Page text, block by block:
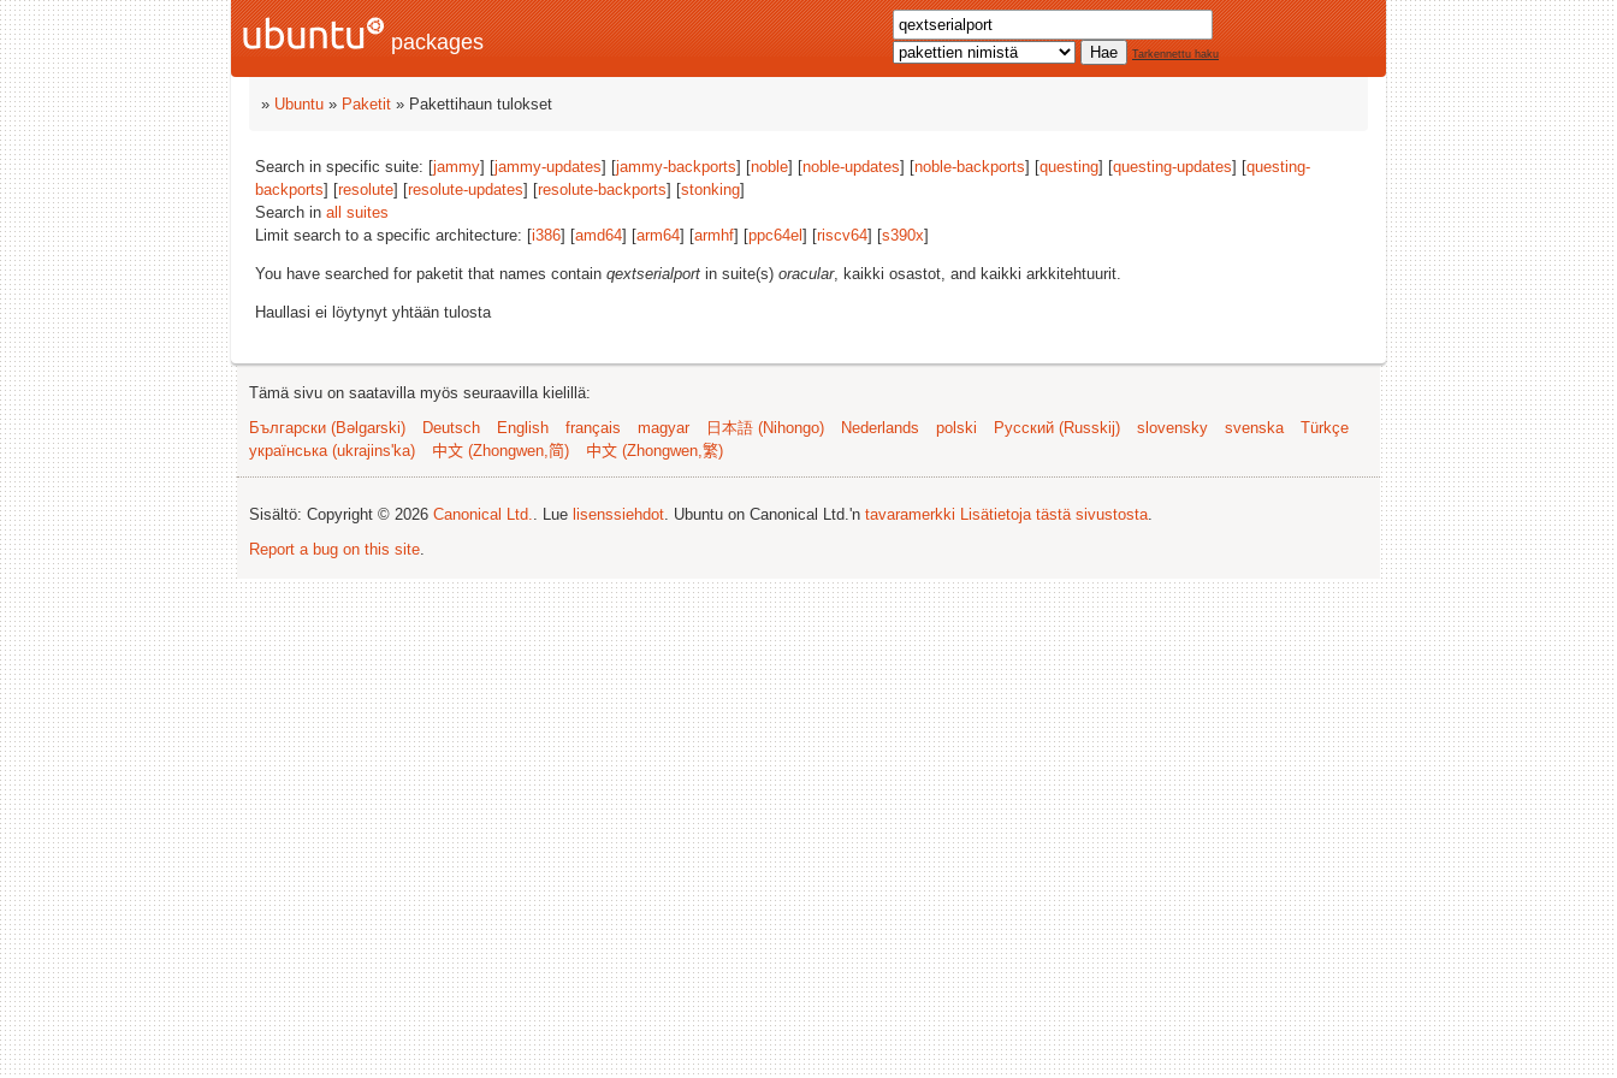
packages Tarkennettu haku
» Ubuntu » Paketit » Pakettihaun tulokset
Search in specific suite: [jammy] [jammy-updates] [jammy-backports] [noble] [noble-updates] [noble-backports] [questing] [questing-updates] [questing-
backports] [resolute] [resolute-updates] [resolute-backports] [stonking]
Search in all suites
Limit search to a specific architecture: [i386] [amd64] [arm64] [armhf] [ppc64el ] [riscv64] [s390x]
You have searched for paketit that names contain qextserialport in suite(s) oracular, kaikki osastot, and kaikki arkkitehtuurit.
Haullasi ei löytynyt yhtään tulosta
Tämä sivu on saatavilla myös seuraavilla kielillä:
Български (Bəlgarski)
Deutsch English français magyar 日本語 (Nihongo) Nederlands polski Русский (Russkij) slovensky svenska
Türkçe
українська (ukrajins'ka)
中文 (Zhongwen,简) 中文 (Zhongwen,繁)
Sisältö: Copyright © 2026 Canonical Ltd.. Lue lisenssiehdot. Ubuntu on Canonical Ltd.'n tavaramerkki Lisätietoja tästä sivustosta.
Report a bug on this site.